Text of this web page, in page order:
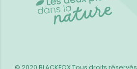
© 2020 BLACKFOXTous droits réservés